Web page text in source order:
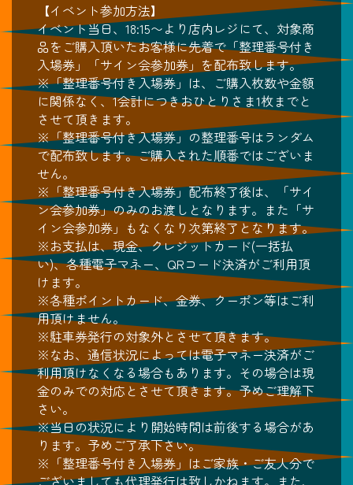
【イベント参加方法】
イベント当日、18:15〜より店内レジにて、対象商
品をご購入頂いたお客様に先着で「整理番号付き
入場券」「サイン会参加券」を配布致します。
※「整理番号付き入場券」は、ご購入枚数や金額
に関係なく、1会計につきおひとりさま1枚までと
させて頂きます。
※「整理番号付き入場券」の整理番号はランダム
で配布致します。ご購入された順番ではございま
せん。
※「整理番号付き入場券」配布終了後は、「サイ
ン会参加券」のみのお渡しとなります。また「サ
イン会参加券」もなくなり次第終了となります。
※お支払は、現金、クレジットカード(一括払
い)、各種電子マネー、QRコード決済がご利用頂
けます。
※各種ポイントカード、金券、クーポン等はご利
用頂けません。
※駐車券発行の対象外とさせて頂きます。
※なお、通信状況によっては電子マネー決済がご
利用頂けなくなる場合もあります。その場合は現
金のみでの対応とさせて頂きます。予めご理解下
さい。
※当日の状況により開始時間は前後する場合があ
ります。予めご了承下さい。
※「整理番号付き入場券」はご家族・ご友人分で
ございましても代理発行は致しかねます。また、